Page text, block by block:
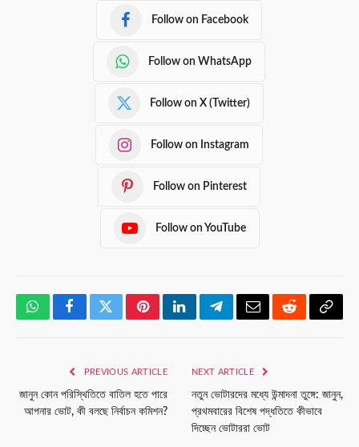
Follow on Facebook
Follow on WhatsApp
Follow on X (Twitter)
Follow on Instagram
Follow on Pinterest
Follow on YouTube
WhatsAppFacebookTwitterPinterestLinkedInTelegramEmailRedditCopy
PREVIOUS ARTICLE
জানুন কোন পরিস্থিতিতে বাতিল হতে পারে
আপনার ভোট, কী বলছে নির্বাচন কমিশন?
NEXT ARTICLE
নতুন ভোটারদের মধ্যে উন্মাদনা তুঙ্গে: জানুন,
প্রথমবারের বিশেষ পদ্ধতিতে কীভাবে
দিচ্ছেন ভোটাররা ভোট